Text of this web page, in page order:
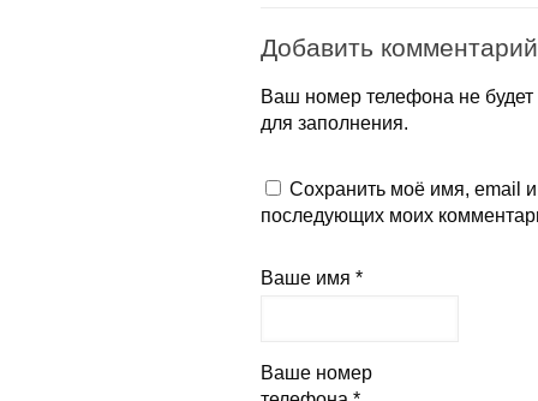
Добавить комментарий
Ваш номер телефона не
для заполнения.
Ваше имя *
Сохранить моё имя, email
последующих моих
Ваше номер